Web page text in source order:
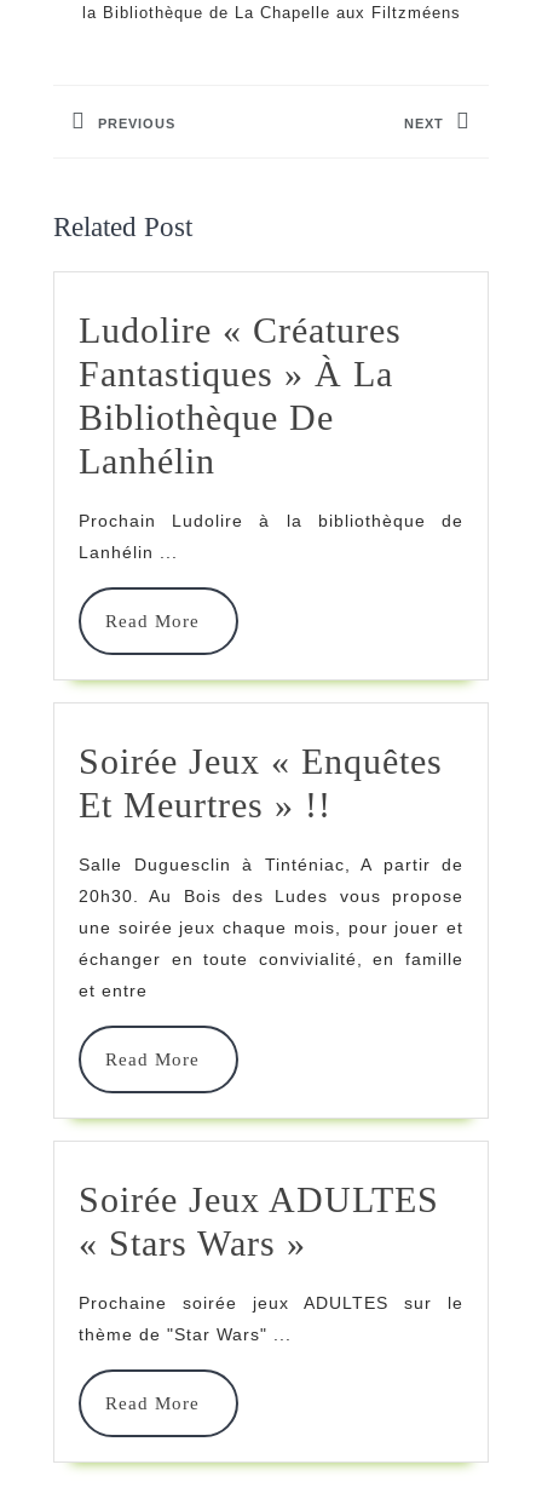
la Bibliothèque de La Chapelle aux Filtzméens
l’article
PREVIOUS NEXT
Related Post
Ludolire « Créatures
Fantastiques » À La
Bibliothèque De
Lanhélin
À
La
Bibliothèque
Lanhélin
Prochain Ludolire à la bibliothèque de
Lanhélin ...
Read More
Read
More
Soirée Jeux « Enquêtes
Et Meurtres » !!
« Enquêtes
Et
Meurtres »
Salle Duguesclin à Tinténiac, A partir de
20h30. Au Bois des Ludes vous propose
une soirée jeux chaque mois, pour jouer et
échanger en toute convivialité, en famille
et entre
Read More
Read
More
Soirée Jeux ADULTES
« Stars Wars »
Prochaine soirée jeux ADULTES sur le
thème de "Star Wars" ...
Read More
Read
More